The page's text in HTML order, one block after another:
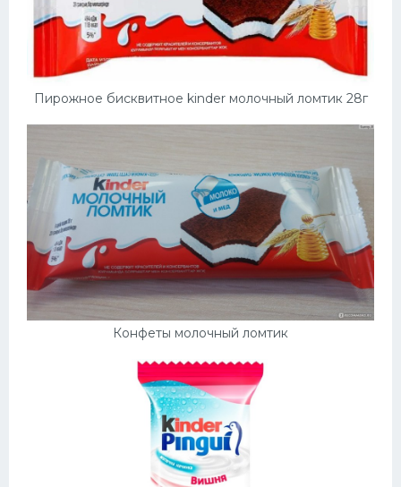
Пирожное бисквитное kinder молочный ломтик 28г
Конфеты молочный ломтик